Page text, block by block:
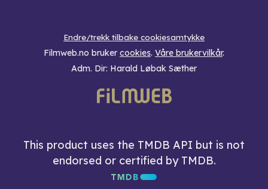
Endre/trekk tilbake cookiesamtykke
Filmweb.no bruker cookies. Våre brukervilkår.
Adm. Dir: Harald Løbak Sæther
This product uses the TMDB API but is not
endorsed or certified by TMDB.